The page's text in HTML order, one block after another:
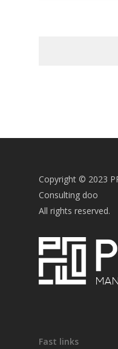
Copyright © 2023
Consulting doo
All rights reserved.
Fast links